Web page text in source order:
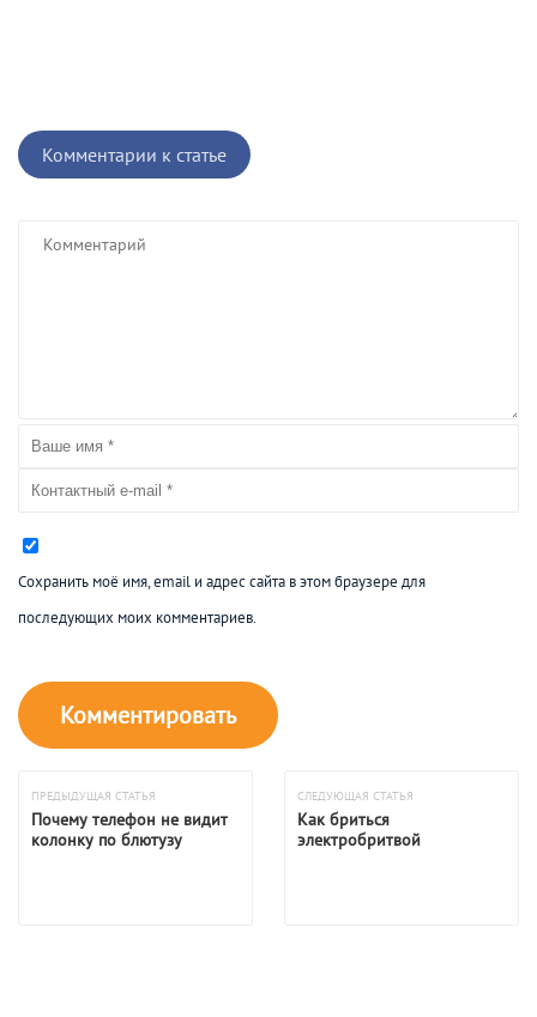
Комментарии к статье
Сохранить моё имя, email и адрес сайта в этом браузере для
последующих моих комментариев.
ПРЕДЫДУЩАЯ СТАТЬЯ
Почему телефон не видит
колонку по блютузу
СЛЕДУЮЩАЯ СТАТЬЯ
Как бриться
электробритвой